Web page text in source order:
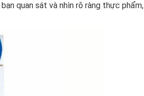
quan sát và nhìn rõ ràng thực phẩm,